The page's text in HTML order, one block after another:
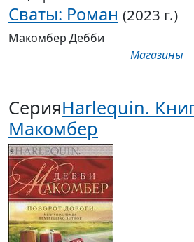
Макомбер Дебби
Магазины
Макомбер